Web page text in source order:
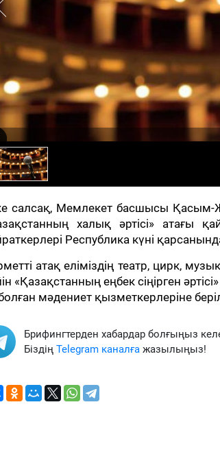
салсақ, Мемлекет басшысы
халық әртісі» атағы
Республика күні
атақ еліміздің театр, цирк,
«Қазақстанның еңбек сіңірген
мәдениет қызметкерлеріне
Брифингтерден хабардар болғыңыз
Біздің Telegram каналға жазылыңыз!